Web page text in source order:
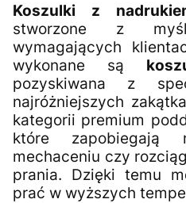
Koszulki z
stworzone z
wymagających
wykonane są
pozyskiwana z
najróżniejszych
kategorii premium
które zapobiegają
mechaceniu czy
prania. Dzięki temu
prać w wyższych